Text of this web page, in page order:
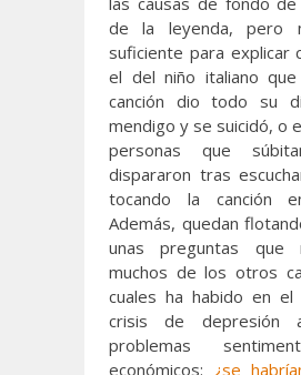
de la leyenda, pero
suficiente para explicar
el del niño italiano
canción dio todo su
mendigo y se suicidó, o
personas que
dispararon tras
tocando la canción
Además, quedan
unas preguntas que
muchos de los otros
cuales ha habido en el
crisis de depresión
problemas
económicos: ¿se